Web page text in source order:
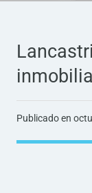
Publicado en